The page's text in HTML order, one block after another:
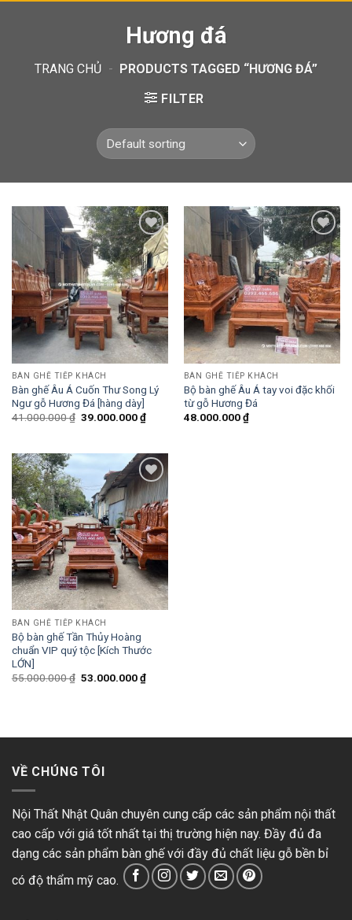
Hương đá
TRANG CHỦ -
PRODUCTS TAGGED “HƯƠNG ĐÁ”
FILTER
Add to
wishlist
BÀN GHẾ TIẾP KHÁCH
Bàn ghế Âu Á Cuốn Thư Song Lý
Ngư gỗ Hương Đá [hàng dày]
41.000.000₫ 39.000.000₫
Add to
wishlist
BÀN GHẾ TIẾP KHÁCH
Bộ bàn ghế Âu Á tay voi đặc khối
từ gỗ Hương Đá
48.000.000₫
Add to
wishlist
BÀN GHẾ TIẾP KHÁCH
Bộ bàn ghế Tần Thủy Hoàng
chuẩn VIP quý tộc [Kích Thước
LỚN]
55.000.000₫ 53.000.000₫
VỀ CHÚNG TÔI
Nội Thất Nhật Quân chuyên cung cấp các sản phẩm nội thất
cao cấp với giá tốt nhất tại thị trường hiện nay. Đầy đủ đa
dạng các sản phẩm bàn ghế với đầy đủ chất liệu gỗ bền bỉ
có độ thẩm mỹ cao.